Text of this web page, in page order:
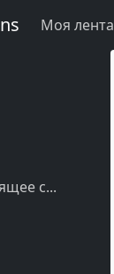
Моя лента
с...